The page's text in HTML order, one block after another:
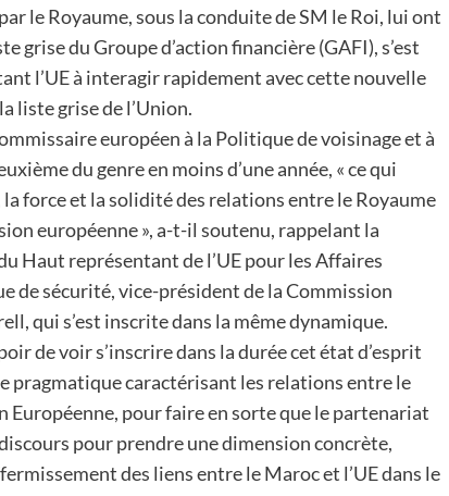
le Royaume, sous la conduite de SM le Roi, lui ont
grise du Groupe d’action financière (GAFI), s’est
l’UE à interagir rapidement avec cette nouvelle
liste grise de l’Union.
européen à la Politique de voisinage et à
du genre en moins d’une année, « ce qui
force et la solidité des relations entre le Royaume
européenne », a-t-il soutenu, rappelant la
Haut représentant de l’UE pour les Affaires
de sécurité, vice-président de la Commission
qui s’est inscrite dans la même dynamique.
de voir s’inscrire dans la durée cet état d’esprit
pragmatique caractérisant les relations entre le
Européenne, pour faire en sorte que le partenariat
pour prendre une dimension concrète,
des liens entre le Maroc et l’UE dans le